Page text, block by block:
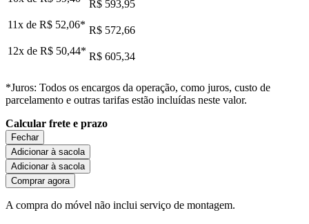
R$ 593,95
11x de R$ 52,06* R$ 572,66
12x de R$ 50,44* R$ 605,34
*Juros: Todos os encargos da operação, como juros, custo de
parcelamento e outras tarifas estão incluídas neste valor.
Calcular frete e prazo
Fechar
Adicionar à sacola
Adicionar à sacola
Comprar agora
A compra do móvel não inclui serviço de montagem.